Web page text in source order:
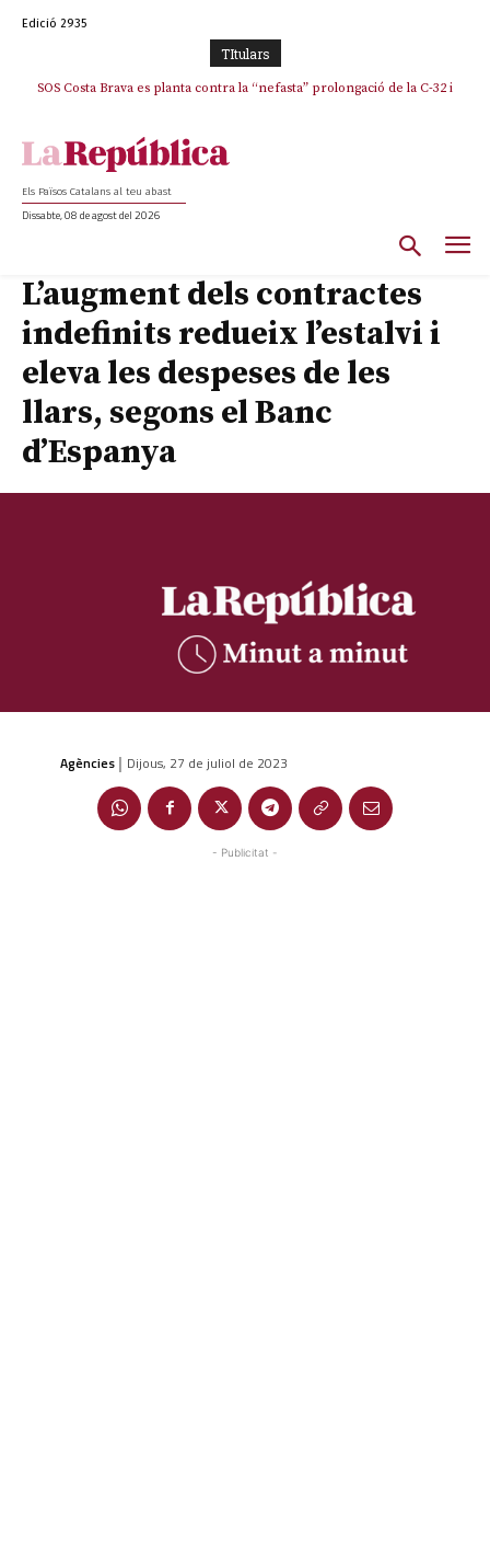
Edició 2935
TItulars
SOS Costa Brava es planta contra la “nefasta” prolongació de la C-32 i
Els Països Catalans al teu abast
Dissabte, 08 de agost del 2026
L’augment dels contractes
indefinits redueix l’estalvi i
eleva les despeses de les
llars, segons el Banc
d’Espanya
Agències | Dijous, 27 de juliol de 2023
- Publicitat -